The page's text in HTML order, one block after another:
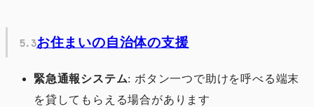
お住まいの自治体の支援
緊急通報システム: ボタン一つで助けを呼べる端末
を貸してもらえる場合があります